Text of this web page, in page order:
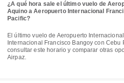
¿A qué hora sale el último vuelo de
Aquino a Aeropuerto Internacional
Pacific?
El último vuelo de Aeropuerto Internacional Ninoy Aquino a Aeropuerto
Internacional Francisco Bangoy con
consultar este horario y comparar otras
Airpaz.